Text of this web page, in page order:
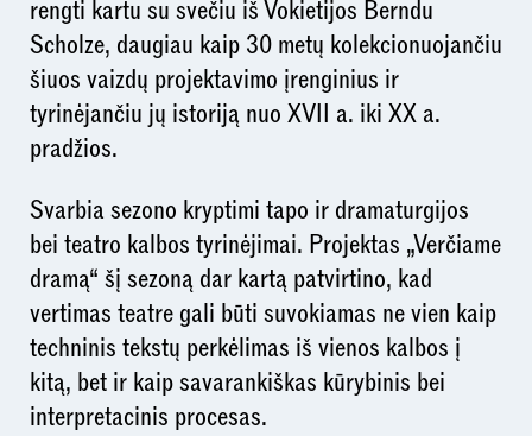
rengti kartu su svečiu iš Vokietijos Berndu
Scholze, daugiau kaip 30 metų kolekcionuojančiu
šiuos vaizdų projektavimo įrenginius ir
tyrinėjančiu jų istoriją nuo XVII a. iki XX a.
pradžios.
Svarbia sezono kryptimi tapo ir dramaturgijos
bei teatro kalbos tyrinėjimai. Projektas „Verčiame
dramą“ šį sezoną dar kartą patvirtino, kad
vertimas teatre gali būti suvokiamas ne vien kaip
techninis tekstų perkėlimas iš vienos kalbos į
kitą, bet ir kaip savarankiškas kūrybinis bei
interpretacinis procesas.